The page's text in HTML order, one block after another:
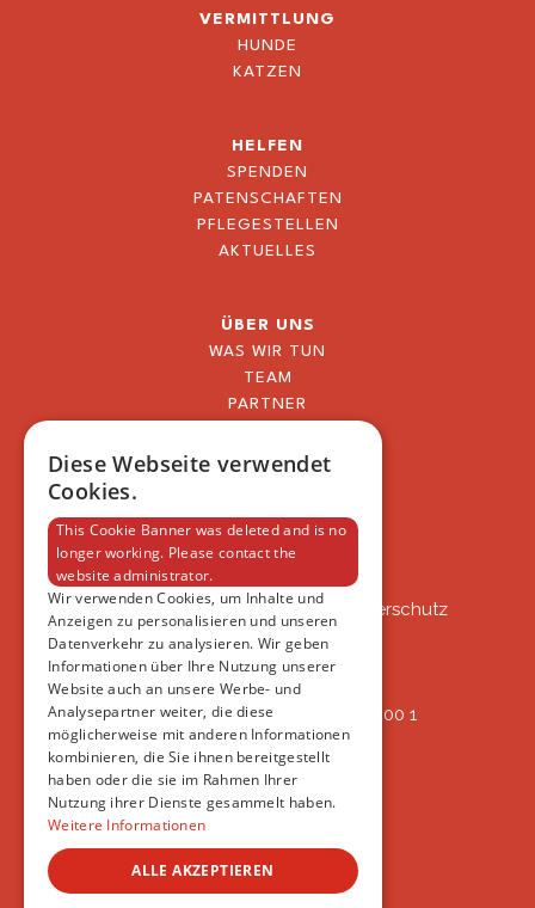
VERMITTLUNG
HUNDE
KATZEN
HELFEN
SPENDEN
PATENSCHAFTEN
PFLEGESTELLEN
AKTUELLES
ÜBER UNS
WAS WIR TUN
TEAM
PARTNER
FAQ
VSAT
VSAT - Verein Schweizer Auslandtierschutz
Oberlangnauerstrasse 13b
9562 Märwil
IBAN: CH82 00 78 4297 8786 7200 1
ERREICHBAR
AB 17:45
+41 44 594 66 25
Diese Webseite verwendet
Cookies.
This Cookie Banner was deleted and is no
longer working. Please contact the
website administrator.
Wir verwenden Cookies, um Inhalte und
Anzeigen zu personalisieren und unseren
Datenverkehr zu analysieren. Wir geben
Informationen über Ihre Nutzung unserer
Website auch an unsere Werbe- und
Analysepartner weiter, die diese
möglicherweise mit anderen Informationen
kombinieren, die Sie ihnen bereitgestellt
haben oder die sie im Rahmen Ihrer
Nutzung ihrer Dienste gesammelt haben.
Weitere Informationen
ALLE AKZEPTIEREN